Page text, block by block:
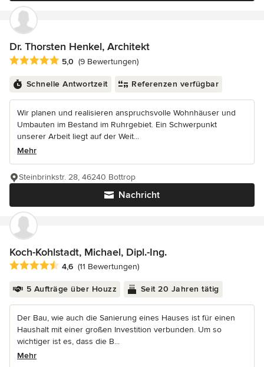
Dr. Thorsten Henkel, Architekt
Durchschnittliche Bewertung: 5 von 5 Sternen
5,0 (9 Bewertungen)
Schnelle Antwortzeit Referenzen verfügbar
Wir planen und realisieren anspruchsvolle Wohnhäuser und
Umbauten im Bestand im Ruhrgebiet. Ein Schwerpunkt
unserer Arbeit liegt auf der Weit...
Mehr
Nachricht
Steinbrinkstr. 28, 46240 Bottrop
Koch-Kohlstadt, Michael, Dipl.-Ing.
Durchschnittliche Bewertung: 4.6 von 5 Sternen
4,6 (11 Bewertungen)
5 Aufträge über Houzz Seit 20 Jahren tätig
Der Bau, wie auch die Sanierung eines Hauses ist für einen
Haushalt mit einer großen Investition verbunden. Um so
wichtiger ist es, dass die B...
Mehr